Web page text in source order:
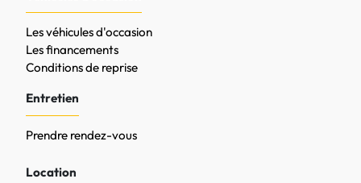
Les véhicules d'occasion
Les financements
Conditions de reprise
Entretien
Prendre rendez-vous
Location